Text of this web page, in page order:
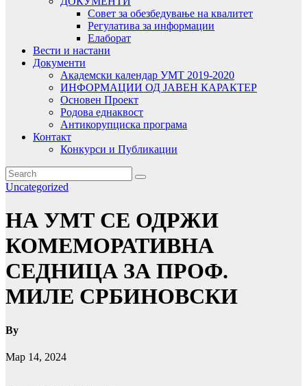
Совет за обезбедување на квалитет
Регулатива за информации
Елаборат
Вести и настани
Документи
Академски календар УМТ 2019-2020
ИНФОРМАЦИИ ОД ЈАВЕН КАРАКТЕР
Основен Проект
Родова еднаквост
Антикорупциска програма
Контакт
Конкурси и Публикации
Uncategorized
НА УМТ СЕ ОДРЖИ
КОМЕМОРАТИВНА
СЕДНИЦА ЗА ПРОФ.
МИЛЕ СРБИНОВСКИ
By
Мар 14, 2024